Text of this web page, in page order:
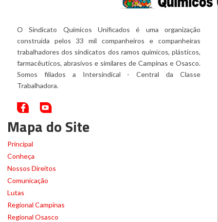
O Sindicato Químicos Unificados é uma organização
construída pelos 33 mil companheiros e companheiras
trabalhadores dos sindicatos dos ramos químicos, plásticos,
farmacêuticos, abrasivos e similares de Campinas e Osasco.
Somos filiados a Intersindical - Central da Classe
Trabalhadora.
Mapa do Site
Principal
Conheça
Nossos Direitos
Comunicação
Lutas
Regional Campinas
Regional Osasco